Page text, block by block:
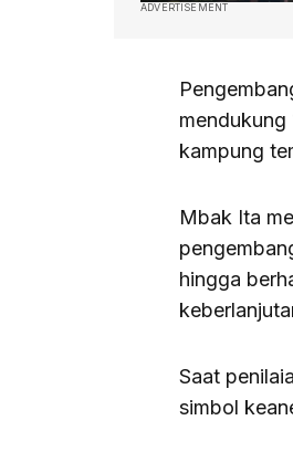
ADVERTISEMENT
mendukung
kampung
Mbak Ita
hingga
Saat
simbol